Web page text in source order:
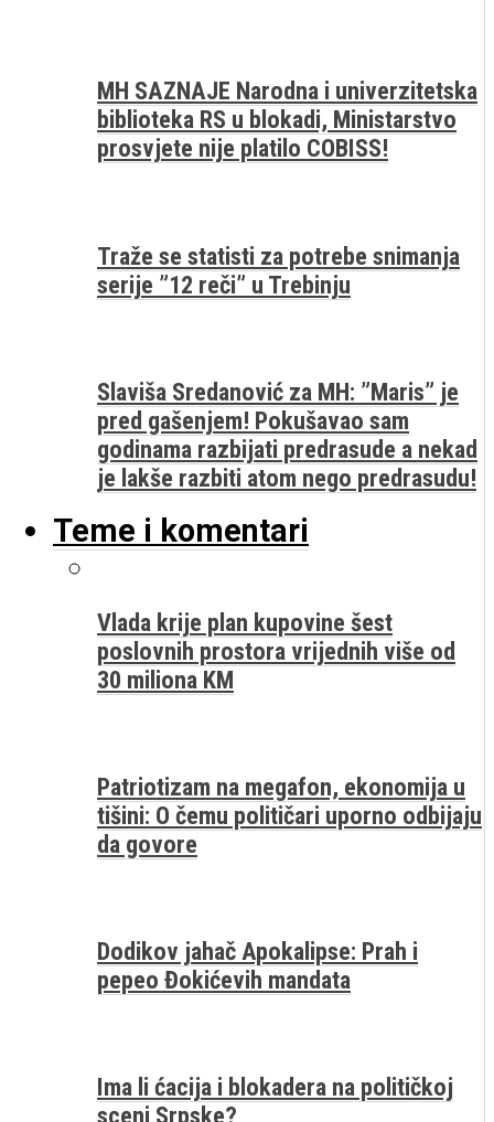
MH SAZNAJE Narodna i univerzitetska
biblioteka RS u blokadi, Ministarstvo
prosvjete nije platilo COBISS!
Traže se statisti za potrebe snimanja
serije ”12 reči” u Trebinju
Slaviša Sredanović za MH: ”Maris” je
pred gašenjem! Pokušavao sam
godinama razbijati predrasude a nekad
je lakše razbiti atom nego predrasudu!
Teme i komentari
Vlada krije plan kupovine šest
poslovnih prostora vrijednih više od
30 miliona KM
Patriotizam na megafon, ekonomija u
tišini: O čemu političari uporno odbijaju
da govore
Dodikov jahač Apokalipse: Prah i
pepeo Đokićevih mandata
Ima li ćacija i blokadera na političkoj
sceni Srpske?